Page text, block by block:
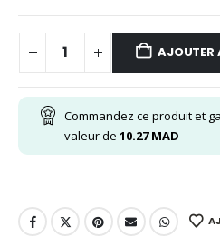
AJOUTER
Commandez ce produit et
valeur de 10.27MAD